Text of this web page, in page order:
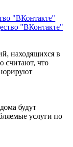
"ВКонтакте"
находящихся в
считают, что
будут
услуги по